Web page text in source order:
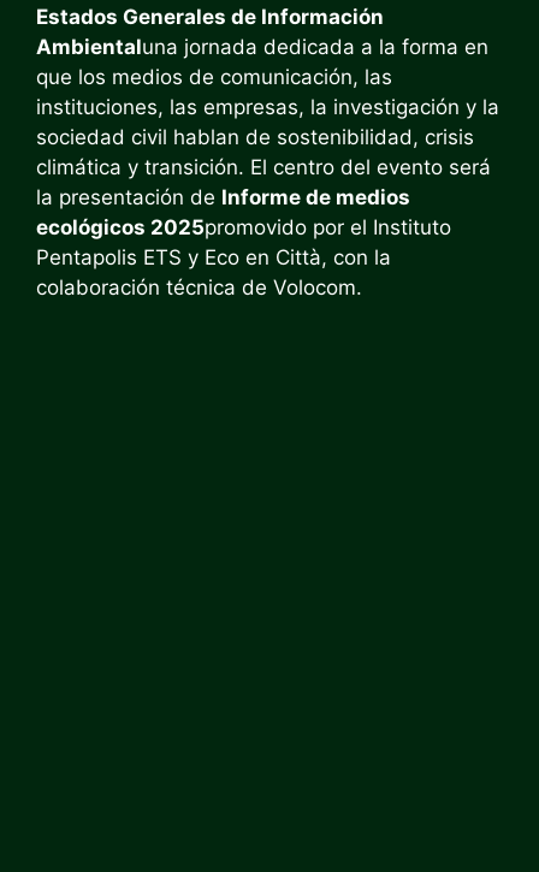
Estados Generales de Información
Ambientaluna jornada dedicada a la forma en
que los medios de comunicación, las
instituciones, las empresas, la investigación y la
sociedad civil hablan de sostenibilidad, crisis
climática y transición. El centro del evento será
la presentación de Informe de medios
ecológicos 2025promovido por el Instituto
Pentapolis ETS y Eco en Città, con la
colaboración técnica de Volocom.